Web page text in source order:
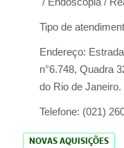
Tipo de
Endereço:
n°6.748, Quadra
do Rio de Janeiro.
Telefone: (021)
NOVAS AQUISIÇÕES